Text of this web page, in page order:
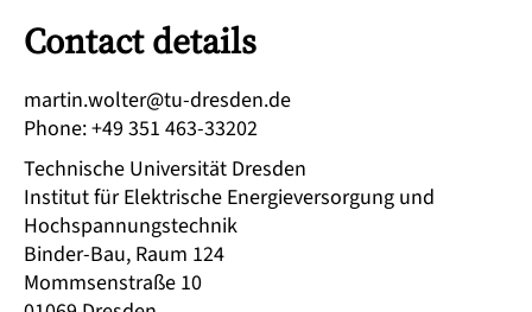
Contact details
ed.nedserd-ut@retlow.nitram
Phone:+49 351 463-33202
Technische Universität Dresden
Institut für Elektrische Energieversorgung und
Hochspannungstechnik
Binder-Bau, Raum 124
Mommsenstraße 10